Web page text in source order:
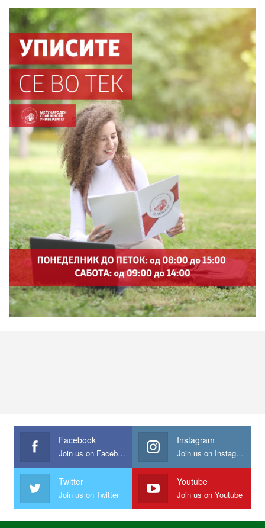
Facebook
Join us on Facebook
Instagram
Join us on Instagram
Twitter
Join us on Twitter
Youtube
Join us on Youtube